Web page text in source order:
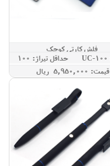
فلش کارتی کوچک
حداقل تيراژ: 100
قيمت: 5,950,000 ريال